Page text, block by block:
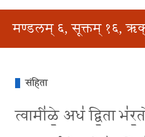
मण्डलम् ६, सूक्तम् १६,
संहिता
त्वामी॑ळे॒ अध॑ द्वि॒ता